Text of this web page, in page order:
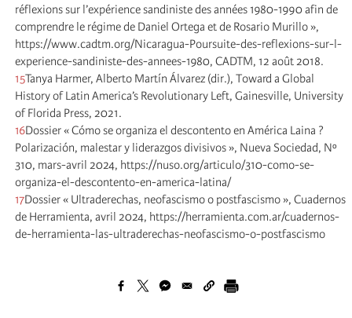
réflexions sur l’expérience sandiniste des années 1980-1990 afin de
comprendre le régime de Daniel Ortega et de Rosario Murillo »,
https://www.cadtm.org/Nicaragua-Poursuite-des-reflexions-sur-l-
experience-sandiniste-des-annees-1980, CADTM, 12 août 2018.
15Tanya Harmer, Alberto Martín Álvarez (dir.), Toward a Global
History of Latin America’s Revolutionary Left, Gainesville, University
of Florida Press, 2021.
16Dossier « Cómo se organiza el descontento en América Laina ?
Polarización, malestar y liderazgos divisivos », Nueva Sociedad, Nº
310, mars-avril 2024, https://nuso.org/articulo/310-como-se-
organiza-el-descontento-en-america-latina/
17Dossier « Ultraderechas, neofascismo o postfascismo », Cuadernos
de Herramienta, avril 2024, https://herramienta.com.ar/cuadernos-
de-herramienta-las-ultraderechas-neofascismo-o-postfascismo